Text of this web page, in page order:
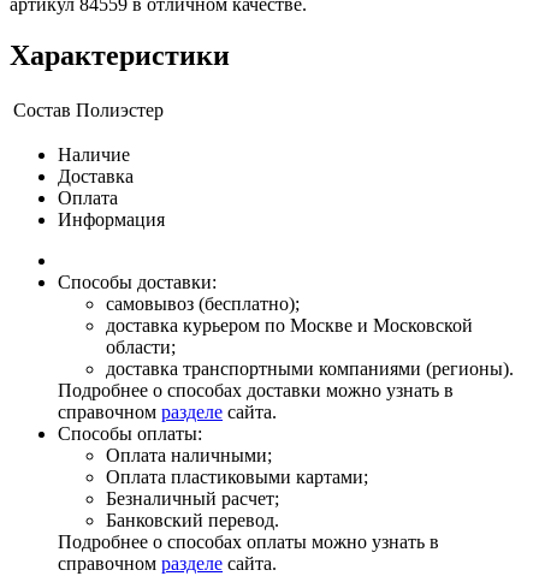
артикул 84559 в отличном качестве.
Характеристики
Состав Полиэстер
Наличие
Доставка
Оплата
Информация
Способы доставки:
самовывоз (бесплатно);
доставка курьером по Москве и Московской
области;
доставка транспортными компаниями (регионы).
Подробнее о способах доставки можно узнать в
справочном разделе сайта.
Способы оплаты:
Оплата наличными;
Оплата пластиковыми картами;
Безналичный расчет;
Банковский перевод.
Подробнее о способах оплаты можно узнать в
справочном разделе сайта.